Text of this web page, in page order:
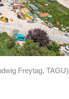
Freytag, TAGU)